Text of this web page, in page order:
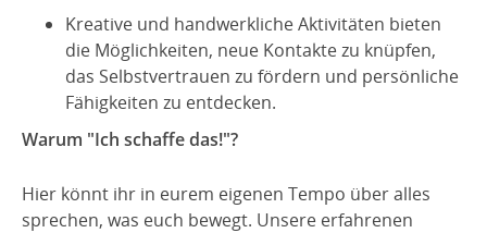
Kreative und handwerkliche Aktivitäten bieten
die Möglichkeiten, neue Kontakte zu knüpfen,
das Selbstvertrauen zu fördern und persönliche
Fähigkeiten zu entdecken.
Warum "Ich schaffe das!"?
Hier könnt ihr in eurem eigenen Tempo über alles
sprechen, was euch bewegt. Unsere erfahrenen